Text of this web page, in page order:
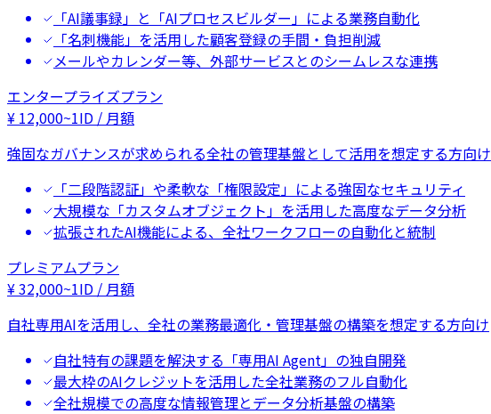
「AI議事録」と「AIプロセスビルダー」による業務自動化
「名刺機能」を活用した顧客登録の手間・負担削減
メールやカレンダー等、外部サービスとのシームレスな連携
エンタープライズプラン
¥ 12,000~1ID / 月額
強固なガバナンスが求められる全社の管理基盤として活用を想定する方向け
「二段階認証」や柔軟な「権限設定」による強固なセキュリティ
大規模な「カスタムオブジェクト」を活用した高度なデータ分析
拡張されたAI機能による、全社ワークフローの自動化と統制
プレミアムプラン
¥32,000~1ID / 月額
自社専用AIを活用し、全社の業務最適化・管理基盤の構築を想定する方向け
自社特有の課題を解決する「専用AI Agent」の独自開発
最大枠のAIクレジットを活用した全社業務のフル自動化
全社規模での高度な情報管理とデータ分析基盤の構築